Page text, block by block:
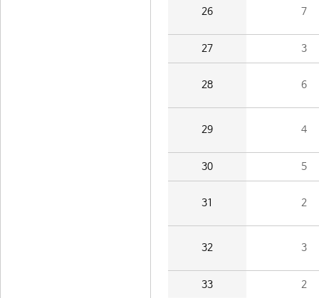
26 7
27 3
28 6
29 4
30 5
31 2
32 3
33 2